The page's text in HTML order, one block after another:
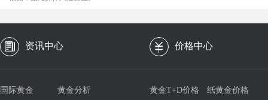
资讯中心 价格中心
国际黄金 黄金分析 黄金T+D价格 纸黄金价格